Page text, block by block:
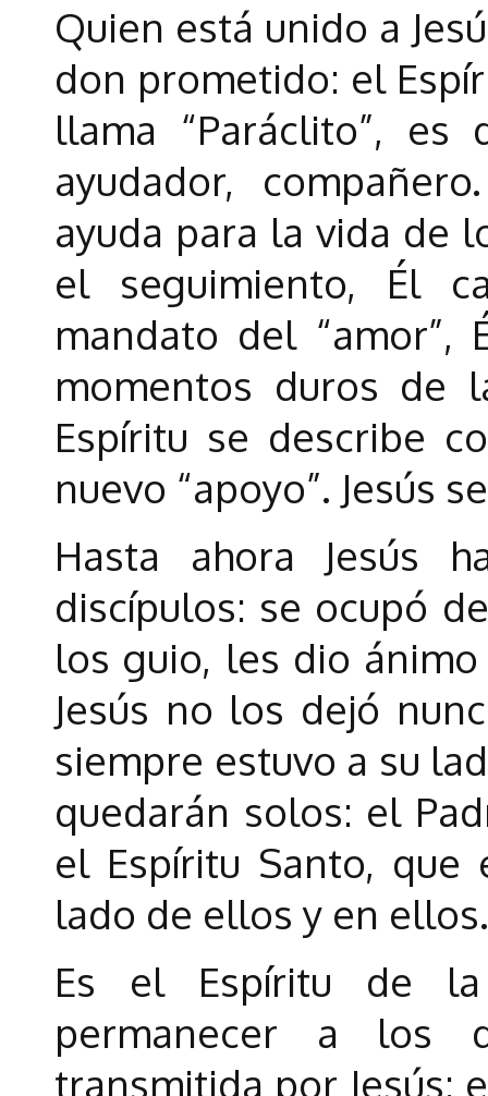
Quien está unido a
don prometido: el
llama “Paráclito”, es
ayudador,
ayuda para la vida de
el seguimiento, Él
mandato del
momentos duros de
Espíritu se describe
nuevo “apoyo”. Jesús
Hasta ahora Jesús
discípulos: se ocupó
los guio, les dio ánimo
Jesús no los dejó
siempre estuvo a su
quedarán solos: el
el Espíritu Santo,
lado de ellos y en ellos.
Es el Espíritu de
permanecer a los
transmitida por Jesús;